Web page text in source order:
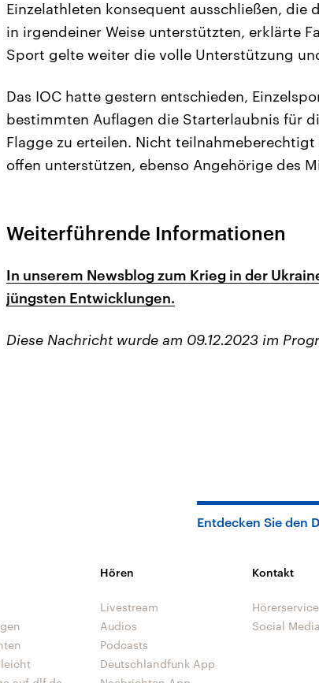
Einzelathleten konsequent ausschließen,
in irgendeiner Weise unterstützten, erklärte
Sport gelte weiter die volle Unterstützung
Das IOC hatte gestern entschieden,
bestimmten Auflagen die Starterlaubnis für
Flagge zu erteilen. Nicht
offen unterstützen, ebenso Angehörige des
Weiterführende Informationen
In unserem Newsblog zum Krieg in der
jüngsten Entwicklungen.
Diese Nachricht wurde am 09.12.2023 im
Entdecken Sie den
Hören
Livestream
Audios
Podcasts
Deutschlandfunk App
Kontakt
Hörerservice
Social Media